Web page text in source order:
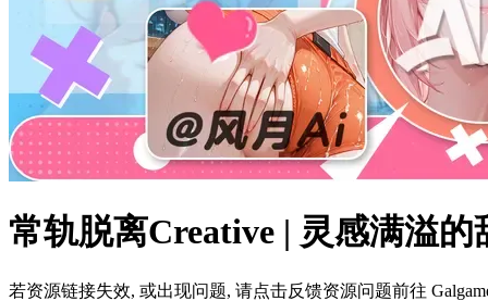
常轨脱离Creative | 灵感满溢
若资源链接失效, 或出现问题, 请点击反馈资源问题前往